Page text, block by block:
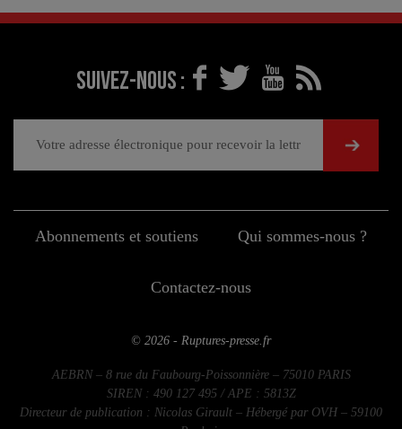
Suivez-nous :
Abonnements et soutiens Qui sommes-nous ?
Contactez-nous
© 2026 - Ruptures-presse.fr
AEBRN – 8 rue du Faubourg-Poissonnière – 75010 PARIS
SIREN : 490 127 495 / APE : 5813Z
Directeur de publication : Nicolas Girault – Hébergé par OVH – 59100